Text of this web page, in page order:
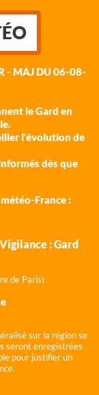
- MAJ DU 06-08-
le Gard en
l'évolution de
dès que
France :
: Gard
de Paris)
sur la région se
seront enregistrées
pour justifier un